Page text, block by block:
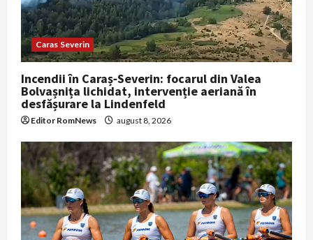
Caras Severin
Incendii în Caraș‑Severin: focarul din Valea
Bolvașnița lichidat, intervenție aeriană în
desfășurare la Lindenfeld
Editor RomNews august 8, 2026